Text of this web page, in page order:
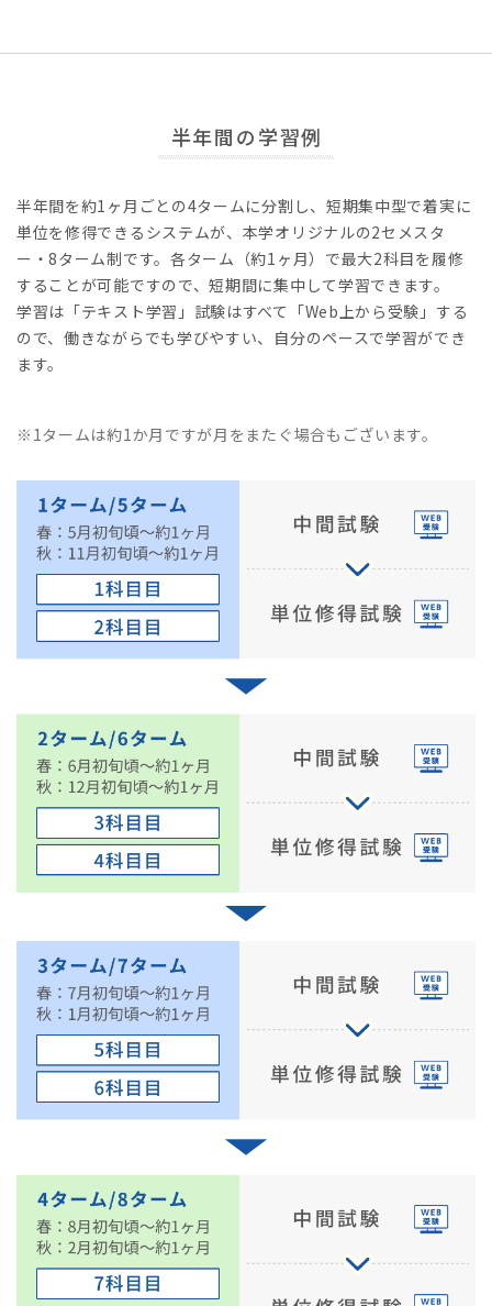
半年間の学習例
半年間を約1ヶ月ごとの4タームに分割し、短期集中型で着実に
単位を修得できるシステムが、本学オリジナルの2セメスタ
ー・8ターム制です。各ターム（約1ヶ月）で最大2科目を履修
することが可能ですので、短期間に集中して学習できます。
学習は「テキスト学習」試験はすべて「Web上から受験」する
ので、働きながらでも学びやすい、自分のペースで学習ができ
ます。
※1タームは約1か月ですが月をまたぐ場合もございます。